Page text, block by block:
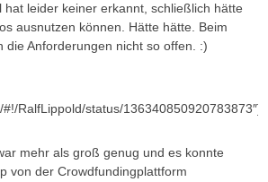
hat leider keiner erkannt, schließlich hätte
ausnutzen können. Hätte hätte. Beim
die Anforderungen nicht so offen. :)
RalfLippold/status/136340850920783873″]
mehr als groß genug und es konnte
von der Crowdfundingplattform